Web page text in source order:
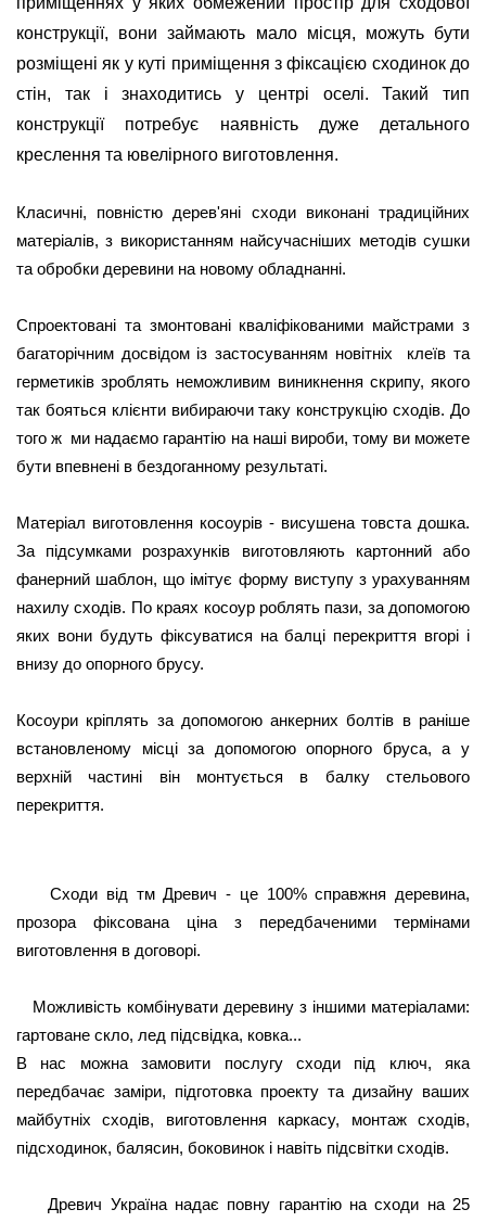
конструкції, вони займають мало місця, можуть бути
розміщені як у куті приміщення з фіксацією сходинок до
стін, так і знаходитись у центрі оселі. Такий тип
конструкції потребує наявність дуже детального
креслення та ювелірного виготовлення.
Класичні, повністю дерев'яні сходи виконані традиційних
матеріалів, з використанням найсучасніших методів сушки
та обробки деревини на новому обладнанні.
Спроектовані та змонтовані кваліфікованими майстрами з
багаторічним досвідом із застосуванням новітніх  клеїв та
герметиків зроблять неможливим виникнення скрипу, якого
так бояться клієнти вибираючи таку конструкцію сходів. До
того ж  ми надаємо гарантію на наші вироби, тому ви можете
бути впевнені в бездоганному результаті.
Матеріал виготовлення косоурів - висушена товста дошка.
За підсумками розрахунків виготовляють картонний або
фанерний шаблон, що імітує форму виступу з урахуванням
нахилу сходів. По краях косоур роблять пази, за допомогою
яких вони будуть фіксуватися на балці перекриття вгорі і
внизу до опорного брусу.
Косоури кріплять за допомогою анкерних болтів в раніше
встановленому місці за допомогою опорного бруса, а у
верхній частині він монтується в балку стельового
перекриття.
Сходи від тм Древич - це 100% справжня деревина,
прозора фіксована ціна з передбаченими термінами
виготовлення в договорі.
Можливість комбінувати деревину з іншими матеріалами:
гартоване скло, лед підсвідка, ковка...
В нас можна замовити послугу сходи під ключ, яка
передбачає заміри, підготовка проекту та дизайну ваших
майбутніх сходів, виготовлення каркасу, монтаж сходів,
підсходинок, балясин, боковинок і навіть підсвітки сходів.
Древич Україна надає повну гарантію на сходи на 25